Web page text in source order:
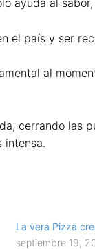
ayuda al
el país y ser
al
cerrando
intensa.
La vera Pizza
septiembre 19,